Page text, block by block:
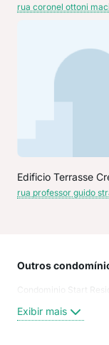
rua coronel ottoni
Edificio Terrasse
rua professor guido
Outros
Condominio Start
Exibir mais